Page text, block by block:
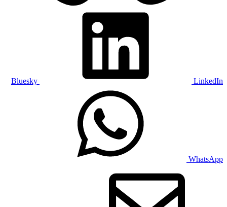
Bluesky LinkedIn
WhatsApp